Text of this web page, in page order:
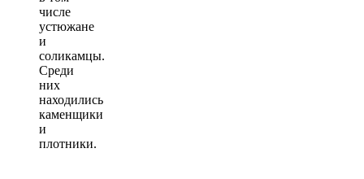
числе
устюжане
и
соликамцы.
Среди
них
находились
каменщики
и
плотники.